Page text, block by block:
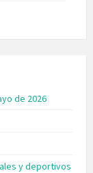
de 2026
y deportivos